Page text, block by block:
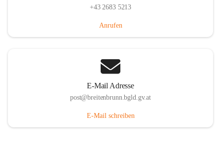
+43 2683 5213
Anrufen
E-Mail Adresse
post@breitenbrunn.bgld.gv.at
E-Mail schreiben